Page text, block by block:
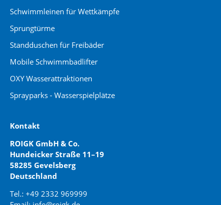
Schwimmleinen für Wettkämpfe
Sprungtürme
Standduschen für Freibäder
Mobile Schwimmbadlifter
OXY Wasserattraktionen
Sprayparks - Wasserspielplätze
Kontakt
ROIGK GmbH & Co.
Hundeicker Straße 11–19
58285 Gevelsberg
Deutschland
Tel.: +49 2332 969999